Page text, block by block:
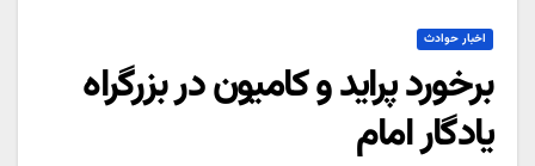
اخبار حوادث
برخورد پراید و کامیون در بزرگراه
یادگار امام